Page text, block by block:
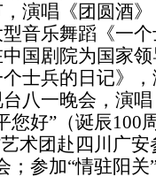
演唱《团圆酒
音乐舞蹈《一个
中国剧院为国家
士兵的日记》
八一晚会，演
您好”（诞辰100
术团赴四川广
；参加“情驻阳